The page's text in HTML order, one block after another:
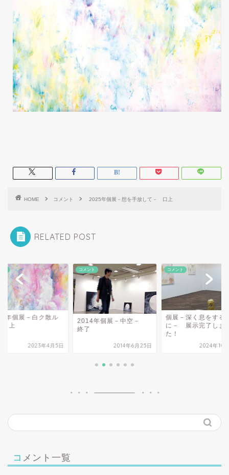
HOME コメント 2025年個展－想を手放して－ 口上
RELATED POST
年個展－白ク散ル
上
2023年4月5日
コメント
2014年個展－中空－
終了
2014年6月25日
コメント
個展－深く息をする
に－ 展示完了しま
た！
2024年10
コメント一覧